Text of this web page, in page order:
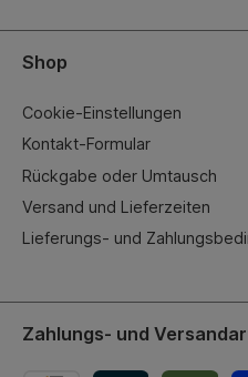
Shop
Cookie-Einstellungen
Kontakt-Formular
Rückgabe oder Umtausch
Versand und Lieferzeiten
Lieferungs- und
Zahlungs- und